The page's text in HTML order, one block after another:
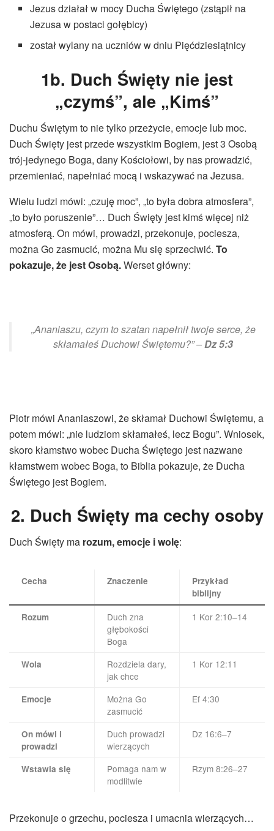
Jezus działał w mocy Ducha Świętego (zstąpił na
Jezusa w postaci gołębicy)
został wylany na uczniów w dniu Pięćdziesiątnicy
1b. Duch Święty nie jest
„czymś”, ale „Kimś”
Duchu Świętym to nie tylko przeżycie, emocje lub moc.
Duch Święty jest przede wszystkim Bogiem, jest 3 Osobą
trój-jedynego Boga, dany Kościołowi, by nas prowadzić,
przemieniać, napełniać mocą i wskazywać na Jezusa.
Wielu ludzi mówi: „czuję moc”, „to była dobra atmosfera”,
„to było poruszenie”… Duch Święty jest kimś więcej niż
atmosferą. On mówi, prowadzi, przekonuje, pociesza,
można Go zasmucić, można Mu się sprzeciwić. To
pokazuje, że jest Osobą.Werset główny:
„Ananiaszu, czym to szatan napełnił twoje serce, że
skłamałeś Duchowi Świętemu?” –Dz 5:3
Piotr mówi Ananiaszowi, że skłamał Duchowi Świętemu, a
potem mówi: „nie ludziom skłamałeś, lecz Bogu”. Wniosek,
skoro kłamstwo wobec Ducha Świętego jest nazwane
kłamstwem wobec Boga, to Biblia pokazuje, że Ducha
Świętego jest Bogiem.
2. Duch Święty ma cechy osoby
Duch Święty ma rozum, emocje i wolę:
Cecha Znaczenie
Przykład
biblijny
Rozum
Duch zna
głębokości
Boga
1 Kor 2:10–14
Wola
Rozdziela dary,
jak chce
1 Kor 12:11
Emocje
Można Go
zasmucić
Ef 4:30
On mówi i
prowadzi
Duch prowadzi
wierzących
Dz 16:6–7
Wstawia się
Pomaga nam w
modlitwie
Rzym 8:26–27
Przekonuje o grzechu, pociesza i umacnia wierzących…